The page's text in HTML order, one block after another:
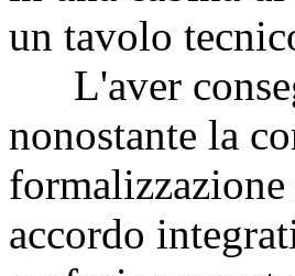
un tavolo
L'aver
nonostante la
accordo